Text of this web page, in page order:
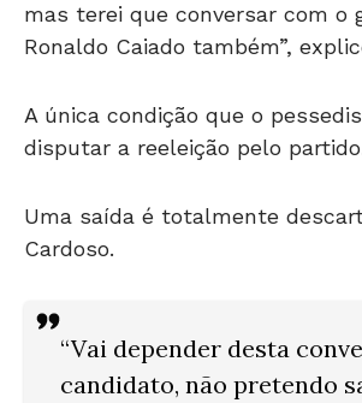
mas terei que conversar com o
Ronaldo Caiado também”,
A única condição que o
disputar a reeleição pelo
Uma saída é totalmente
Cardoso.
“Vai depender desta
candidato, não pretendo